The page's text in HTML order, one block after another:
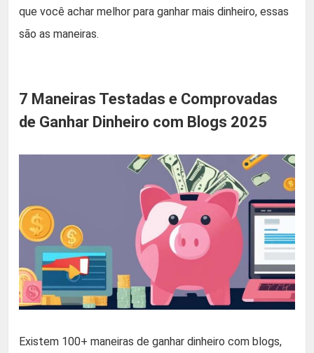
que você achar melhor para ganhar mais dinheiro, essas
são as maneiras.
7 Maneiras Testadas e Comprovadas
de Ganhar Dinheiro com Blogs 2025
Existem 100+ maneiras de ganhar dinheiro com blogs,